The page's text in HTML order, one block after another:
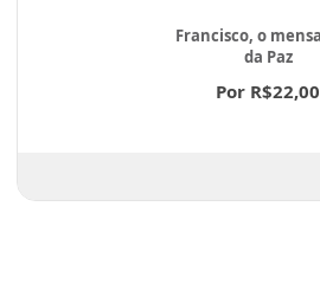
Francisco, o
da Paz
Por R$22,00